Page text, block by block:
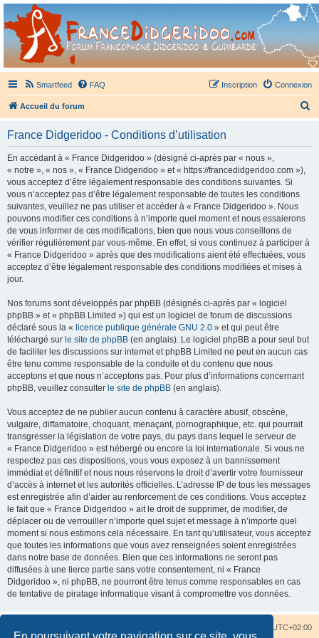
France Didgeridoo
Didgeridoo et Guimbarde sur France Didgeridoo - retrouvez la communauté.
Smartfeed FAQ Connexion
Inscription
Accueil du forum
France Didgeridoo - Conditions d’utilisation
En accédant à « France Didgeridoo » (désigné ci-après par « nous »,
« notre », « nos », « France Didgeridoo » et « https://francedidgeridoo.com »),
vous acceptez d’être légalement responsable des conditions suivantes. Si
vous n’acceptez pas d’être légalement responsable de toutes les conditions
suivantes, veuillez ne pas utiliser et accéder à « France Didgeridoo ». Nous
pouvons modifier ces conditions à n’importe quel moment et nous essaierons
de vous informer de ces modifications, bien que nous vous conseillons de
vérifier régulièrement par vous-même. En effet, si vous continuez à participer à
« France Didgeridoo » après que des modifications aient été effectuées, vous
acceptez d’être légalement responsable des conditions modifiées et mises à
jour.
Nos forums sont développés par phpBB (désignés ci-après par « logiciel
phpBB » et « phpBB Limited ») qui est un logiciel de forum de discussions
déclaré sous la « licence publique générale GNU 2.0 » et qui peut être
téléchargé sur le site de phpBB (en anglais). Le logiciel phpBB a pour seul but
de faciliter les discussions sur internet et phpBB Limited ne peut en aucun cas
être tenu comme responsable de la conduite et du contenu que nous
acceptons et que nous n’acceptons pas. Pour plus d’informations concernant
phpBB, veuillez consulter le site de phpBB (en anglais).
Vous acceptez de ne publier aucun contenu à caractère abusif, obscène,
vulgaire, diffamatoire, choquant, menaçant, pornographique, etc. qui pourrait
transgresser la législation de votre pays, du pays dans lequel le serveur de
« France Didgeridoo » est hébergé ou encore la loi internationale. Si vous ne
respectez pas ces dispositions, vous vous exposez à un bannissement
immédiat et définitif et nous nous réservons le droit d’avertir votre fournisseur
d’accès à internet et les autorités officielles. L’adresse IP de tous les messages
est enregistrée afin d’aider au renforcement de ces conditions. Vous acceptez
le fait que « France Didgeridoo » ait le droit de supprimer, de modifier, de
déplacer ou de verrouiller n’importe quel sujet et message à n’importe quel
moment si nous estimons cela nécessaire. En tant qu’utilisateur, vous acceptez
que toutes les informations que vous avez renseignées soient enregistrées
dans notre base de données. Bien que ces informations ne seront pas
diffusées à une tierce partie sans votre consentement, ni « France
Didgeridoo », ni phpBB, ne pourront être tenus comme responsables en cas
de tentative de piratage informatique visant à compromettre vos données.
UTC+02:00